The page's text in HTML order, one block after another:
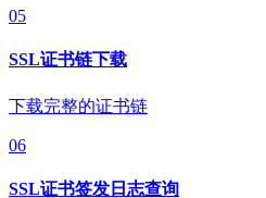
05
SSL证书链下载
下载完整的证书链
06
SSL证书签发日志查询